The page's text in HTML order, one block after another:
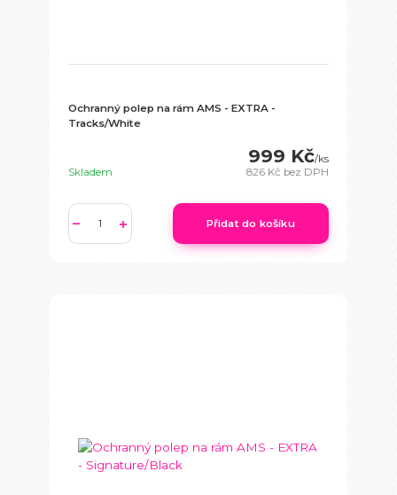
Ochranný polep na rám AMS - EXTRA -
Tracks/White
999 Kč/ks
826 Kč bez DPH
Skladem
Přidat do košíku